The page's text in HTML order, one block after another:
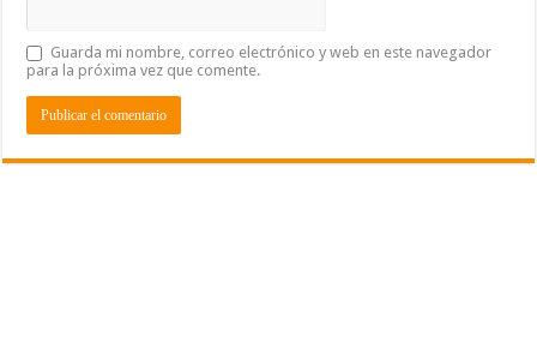
Guarda mi nombre, correo electrónico y web en este navegador
para la próxima vez que comente.